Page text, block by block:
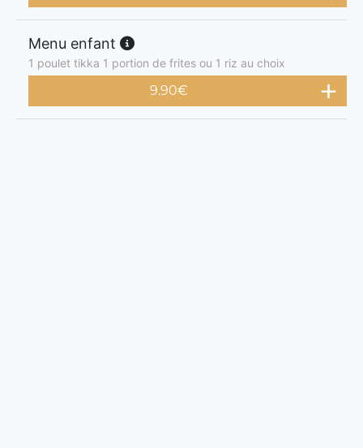
Menu enfant
1 poulet tikka 1 portion de frites ou 1 riz au choix
9.90€